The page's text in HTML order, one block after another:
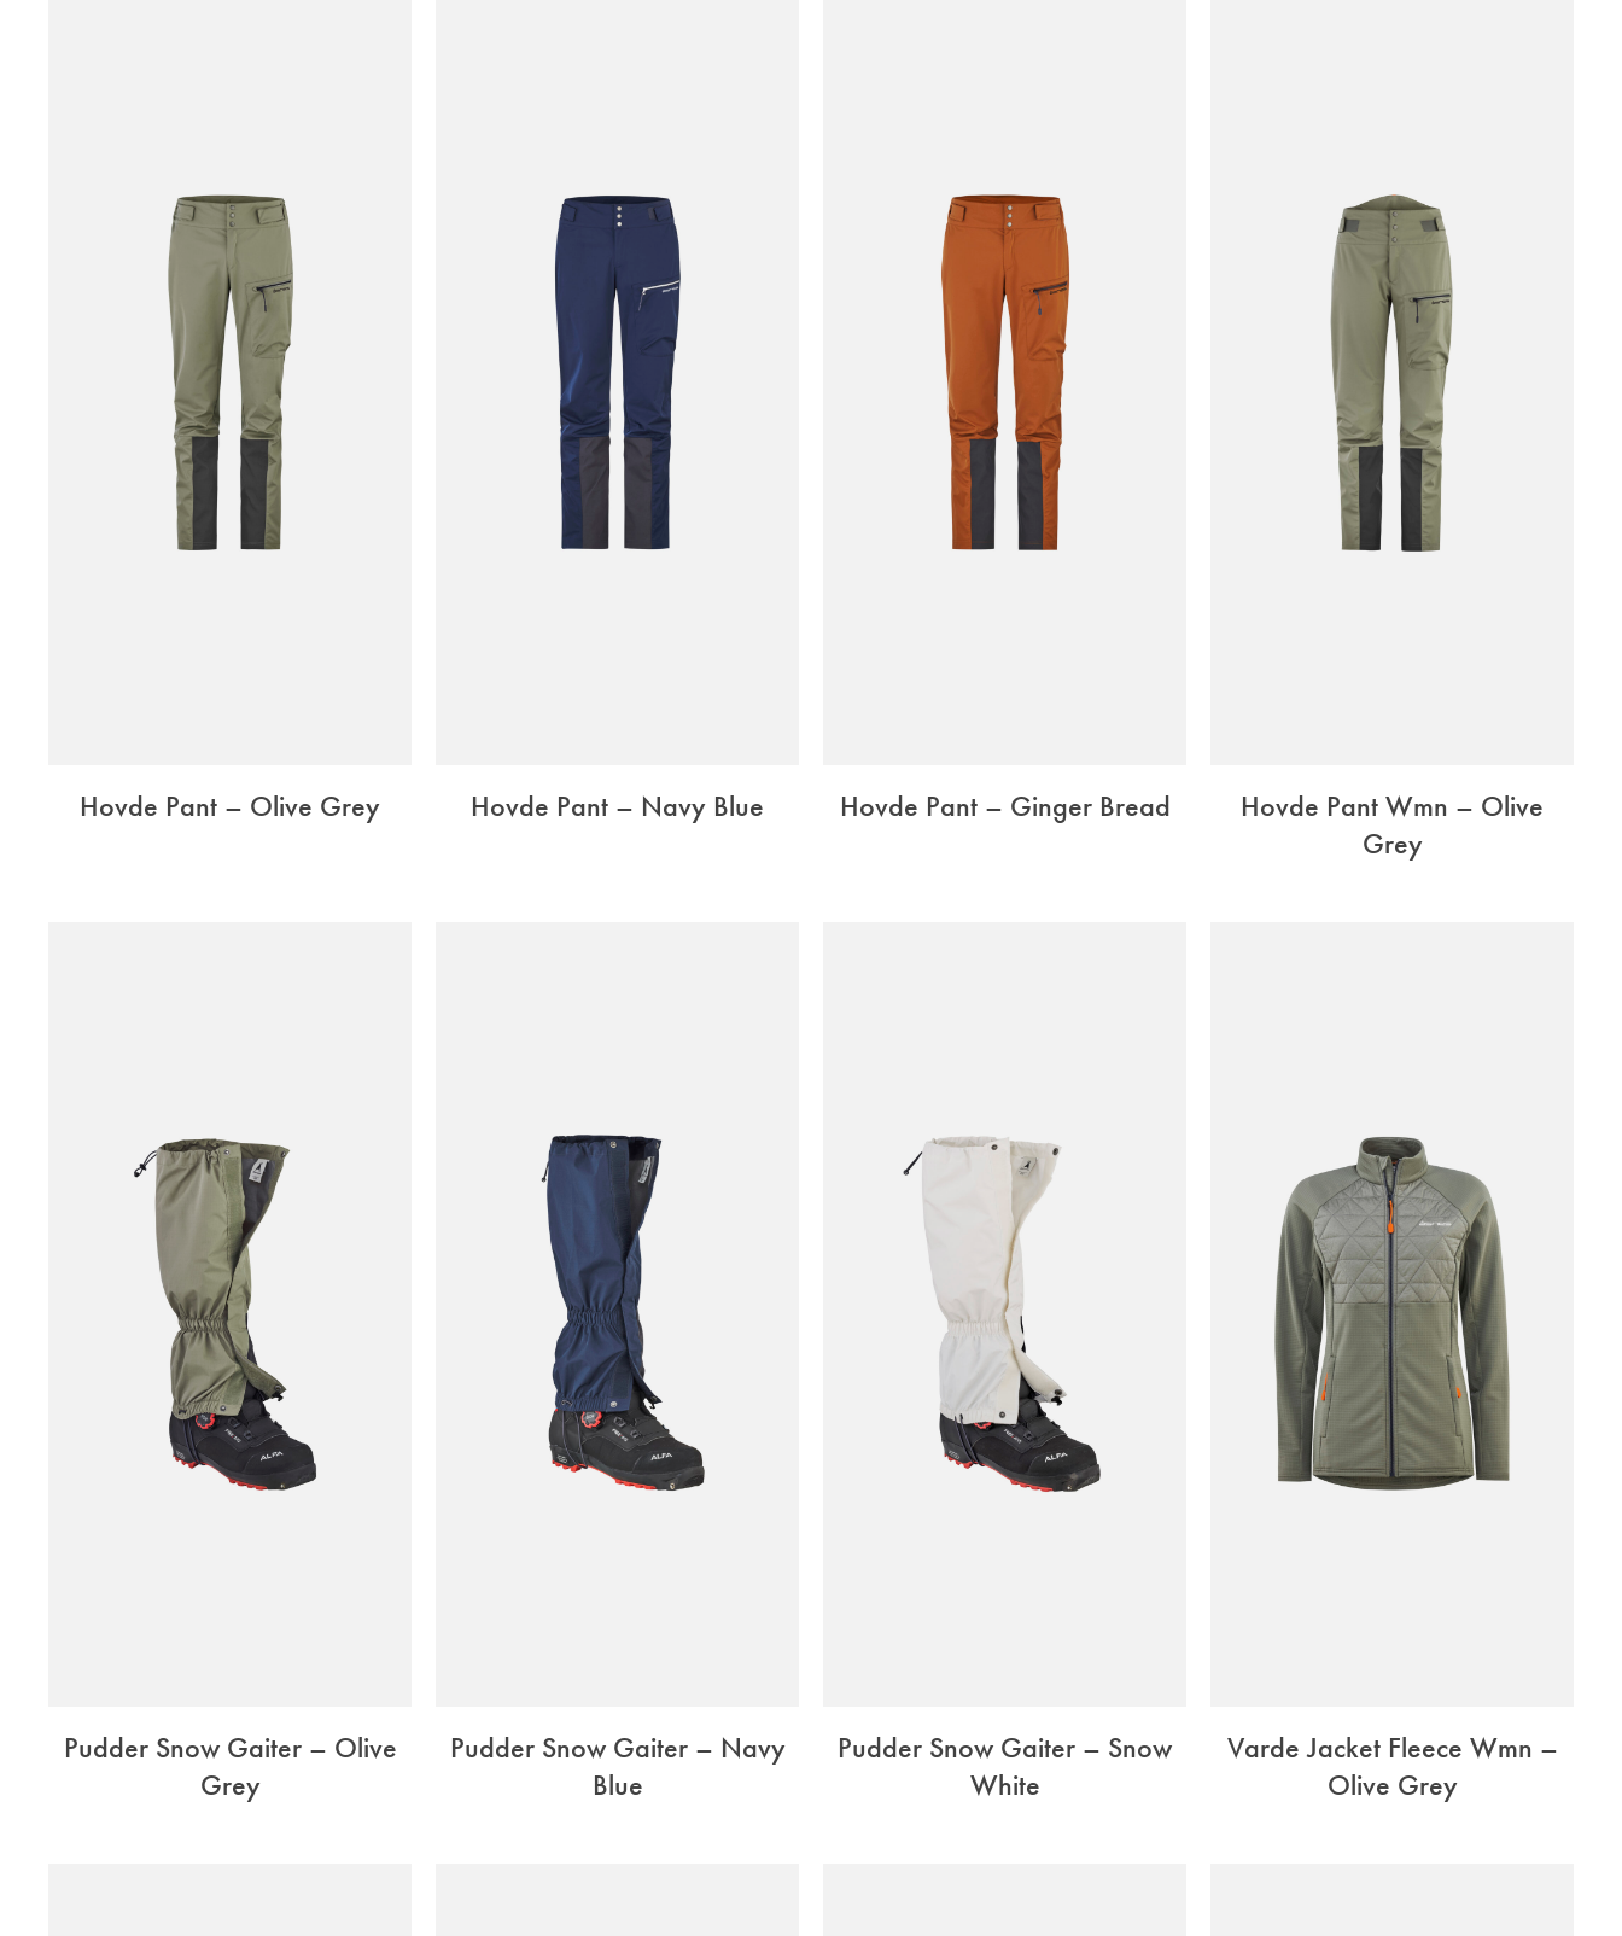
Hovde Pant – Olive Grey Hovde Pant – Navy Blue Hovde Pant – Ginger Bread
Hovde Pant Wmn – Olive
Grey
Pudder Snow Gaiter – Olive
Grey
Pudder Snow Gaiter – Navy
Blue
Pudder Snow Gaiter – Snow
White
Varde Jacket Fleece Wmn –
Olive Grey